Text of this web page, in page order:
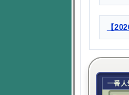
【
一番人